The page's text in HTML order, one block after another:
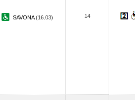
SAVONA(16.03) 14